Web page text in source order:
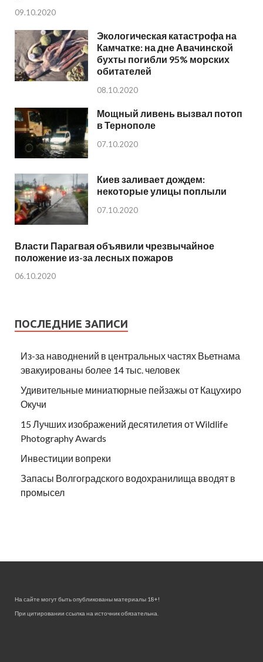
09.10.2020
Экологическая катастрофа на
Камчатке: на дне Авачинской
бухты погибли 95% морских
обитателей
08.10.2020
Мощный ливень вызвал потоп
в Тернополе
07.10.2020
Киев заливает дождем:
некоторые улицы поплыли
07.10.2020
Власти Парагвая объявили чрезвычайное
положение из-за лесных пожаров
06.10.2020
ПОСЛЕДНИЕ ЗАПИСИ
Из-за наводнений в центральных частях Вьетнама
эвакуированы более 14 тыс. человек
Удивительные миниатюрные пейзажы от Кацухиро
Окучи
15 Лучших изображений десятилетия от Wildlife
Photography Awards
Инвестиции вопреки
Запасы Волгоградского водохранилища вводят в
промысел
На сайте могут быть опубликованы материалы 18+!
При цитировании ссылка на источник обязательна.